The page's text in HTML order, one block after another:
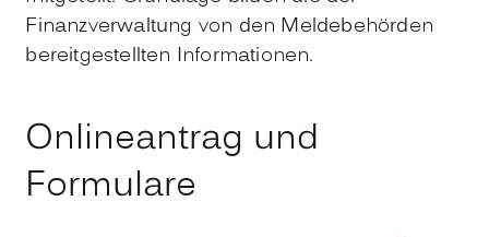
Finanzverwaltung von den Meldebehörden
bereitgestellten Informationen.
Onlineantrag und
Formulare